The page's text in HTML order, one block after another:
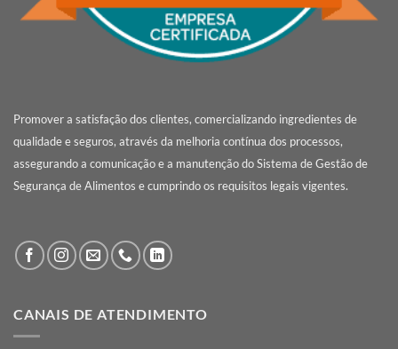
Promover a satisfação dos clientes, comercializando ingredientes de
qualidade e seguros, através da melhoria contínua dos processos,
assegurando a comunicação e a manutenção do Sistema de Gestão de
Segurança de Alimentos e cumprindo os requisitos legais vigentes.
CANAIS DE ATENDIMENTO